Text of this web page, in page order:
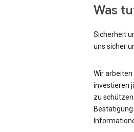
Was
Sicherheit
uns sicher
Wir
investieren
zu